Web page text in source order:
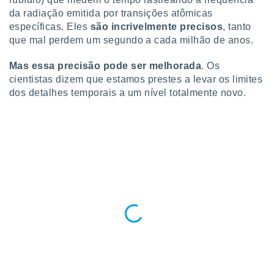
qual se
seu
ou opor-
qualquer
em “
na
da radiação emitida por transições atômicas
específicas. Eles são incrivelmente precisos, tanto
que mal perdem um segundo a cada milhão de anos.
Mas essa precisão pode ser melhorada. Os
cientistas dizem que estamos prestes a levar os limites
dos detalhes temporais a um nível totalmente novo.